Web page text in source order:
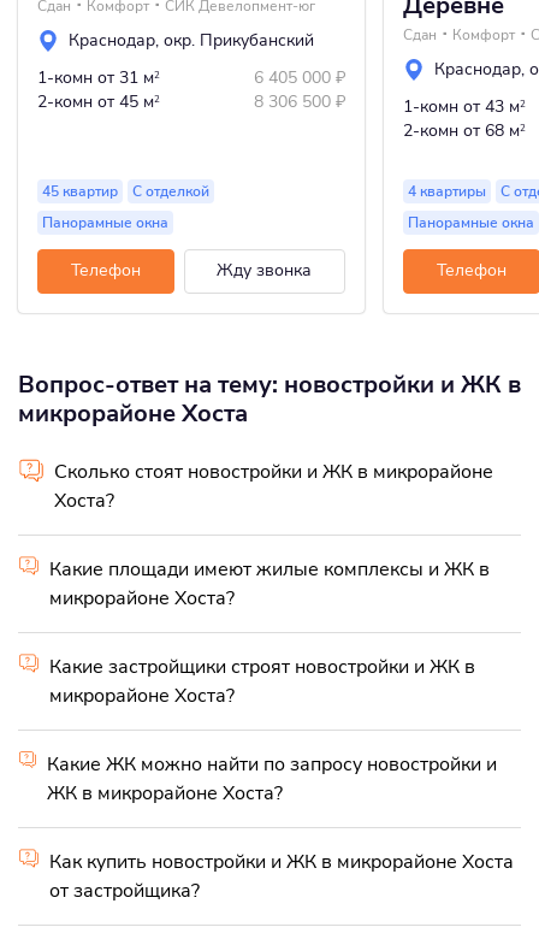
Сдан Комфорт СИК Девелопмент-юг
Краснодар, окр. Прикубанский
1-комн от 31 м2 6 405 000 ₽
2-комн от 45 м2 8 306 500 ₽
45 квартир
С отделкой
Панорамные окна
Телефон Жду звонка
Сдан Комфорт
Краснодар,
1-комн от 43 м2
2-комн от 68 м2
4 квартиры
С
Панорамные окна
Телефон
Вопрос-ответ на тему: новостройки и ЖК в
микрорайоне Хоста
Сколько стоят новостройки и ЖК в микрорайоне
Хоста?
Какие площади имеют жилые комплексы и ЖК в
микрорайоне Хоста?
Какие застройщики строят новостройки и ЖК в
микрорайоне Хоста?
Какие ЖК можно найти по запросу новостройки и
ЖК в микрорайоне Хоста?
Как купить новостройки и ЖК в микрорайоне Хоста
от застройщика?